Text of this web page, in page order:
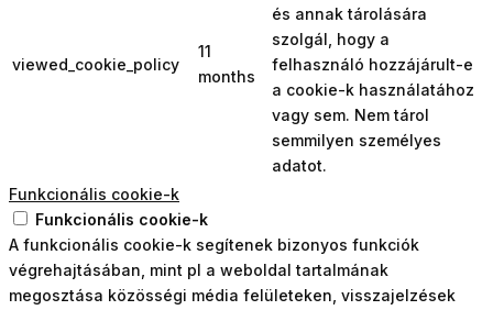
viewed_cookie_policy
11
months
és annak tárolására
szolgál, hogy a
felhasználó hozzájárult-e
a cookie-k használatához
vagy sem. Nem tárol
semmilyen személyes
adatot.
Funkcionális cookie-k
Funkcionális cookie-k
A funkcionális cookie-k segítenek bizonyos funkciók
végrehajtásában, mint pl a weboldal tartalmának
megosztása közösségi média felületeken, visszajelzések